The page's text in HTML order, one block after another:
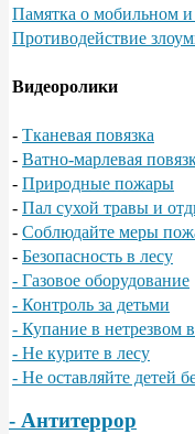
Памятка о мобильном
Противодействие
Видеоролики
- Тканевая повязка
- Ватно-марлевая
- Природные пожары
- Пал сухой травы и
- Соблюдайте меры
- Безопасность в лесу
- Газовое оборудование
- Контроль за детьми
- Купание в нетрезвом
- Не курите в лесу
- Не оставляйте детей
- Антитеррор